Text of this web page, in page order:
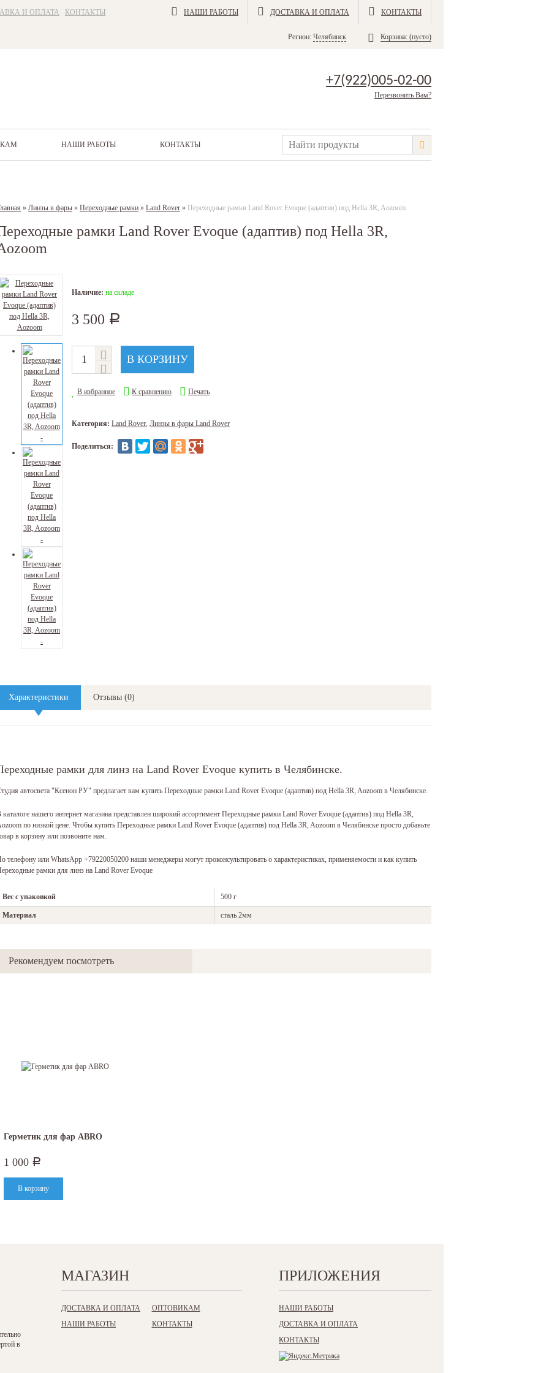
И ОПЛАТА КОНТАКТЫ НАШИ РАБОТЫ ДОСТАВКА И ОПЛАТА КОНТАКТЫ
Регион: Челябинск Корзина: (пусто)
+7(922)005-02-00
Перезвонить Вам?
НАШИ РАБОТЫ КОНТАКТЫ
» Линзы в фары » Переходные рамки » Land Rover » Переходные рамки Land Rover Evoque (адаптив) под Hella 3R, Aozoom
рамки Land Rover Evoque (адаптив) под Hella 3R,
Наличие: на складе
3 500 Р
В избранное К сравнению Печать
Категория: Land Rover Линзы в фары Land Rover
Поделиться:
Характеристики Отзывы (0)
рамки для линз на Land Rover Evoque купить в Челябинске.
автосвета "Ксенон РУ" предлагает вам купить Переходные рамки Land Rover Evoque (адаптив) под Hella 3R, Aozoom в Челябинске.
каталоге нашего интернет магазина представлен широкий ассортимент Переходные рамки Land Rover Evoque (адаптив) под Hella 3R,
по низкой цене. Чтобы купить Переходные рамки Land Rover Evoque (адаптив) под Hella 3R, Aozoom в Челябинске просто добавьте
в корзину или позвоните нам.
телефону или WhatsApp +79220050200 наши менеджеры могут проконсультировать о характеристиках, применяемости и как купить
рамки для линз на Land Rover Evoque
Вес с упаковкой 500 г
Материал сталь 2мм
Рекомендуем посмотреть
Герметик для фар ABRO
1 000 Р
в
МАГАЗИН
ДОСТАВКА И ОПЛАТА
ОПТОВИКАМ
НАШИ РАБОТЫ
КОНТАКТЫ
ПРИЛОЖЕНИЯ
НАШИ РАБОТЫ
ДОСТАВКА И ОПЛАТА
КОНТАКТЫ